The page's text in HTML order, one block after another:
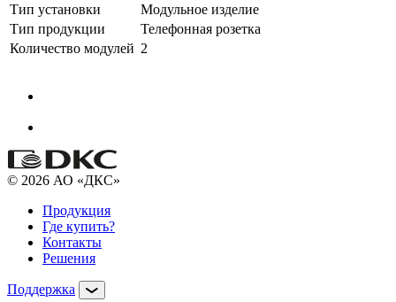
Тип установки
Модульное изделие
Тип продукции
Телефонная розетка
Количество модулей 2
© 2026 АО «ДКС»
Продукция
Где купить?
Контакты
Решения
Поддержка